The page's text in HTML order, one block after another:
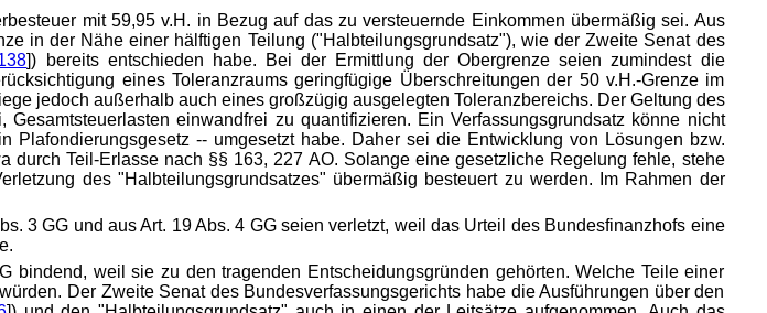
mit 59,95 v.H. in Bezug auf das zu versteuernde Einkommen übermäßig sei. Aus
in der Nähe einer hälftigen Teilung ("Halbteilungsgrundsatz"), wie der Zweite Senat des
]) bereits entschieden habe. Bei der Ermittlung der Obergrenze seien zumindest die
eines Toleranzraums geringfügige Überschreitungen der 50 v.H.-Grenze im
jedoch außerhalb auch eines großzügig ausgelegten Toleranzbereichs. Der Geltung des
einwandfrei zu quantifizieren. Ein Verfassungsgrundsatz könne nicht
-- umgesetzt habe. Daher sei die Entwicklung von Lösungen bzw.
Teil-Erlasse nach §§ 163, 227 AO. Solange eine gesetzliche Regelung fehle, stehe
des "Halbteilungsgrundsatzes" übermäßig besteuert zu werden. Im Rahmen der
3 GG und aus Art. 19 Abs. 4 GG seien verletzt, weil das Urteil des Bundesfinanzhofs eine
weil sie zu den tragenden Entscheidungsgründen gehörten. Welche Teile einer
Der Zweite Senat des Bundesverfassungsgerichts habe die Ausführungen über den